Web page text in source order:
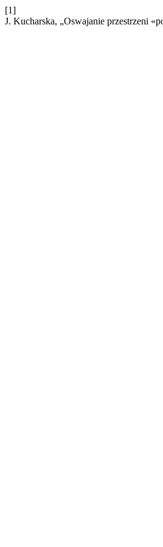
[1]
J. Kucharska, „Oswajanie przestrzeni